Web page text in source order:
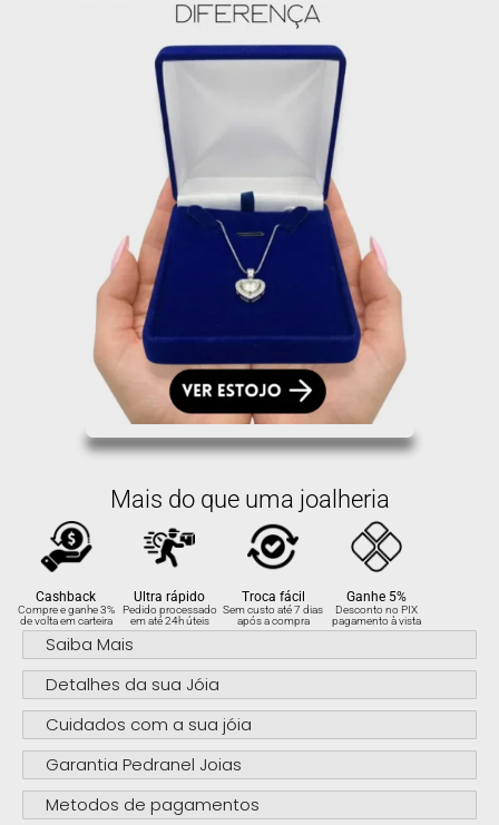
Mais do que uma joalheria
Cashback
Compre e ganhe 3%
de volta em carteira
Ultra rápido
Pedido processado
em até 24h úteis
Troca fácil
Sem custo até 7 dias
após a compra
Ganhe 5%
Desconto no PIX
pagamento à vista
Saiba Mais
Detalhes da sua Jóia
Cuidados com a sua jóia
Garantia Pedranel Joias
Metodos de pagamentos